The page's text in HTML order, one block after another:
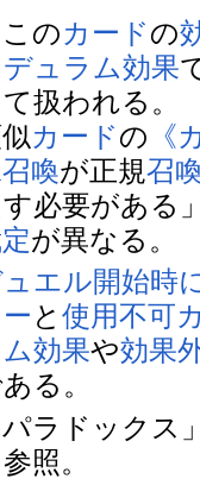
このカードの
デュラム効果
て扱われる。
カードの 《
喚が正規召
必要がある
が異なる。
エル開始時
と使用不可
効果や効果
る。
パラドックス
照。